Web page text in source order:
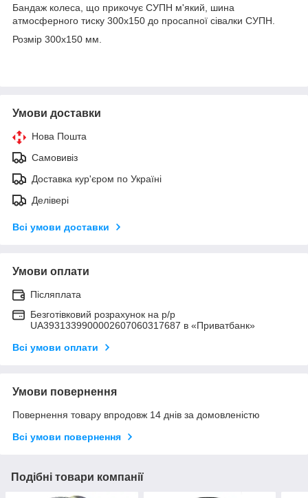
Бандаж колеса, що прикочує СУПН м'який, шина
атмосферного тиску 300х150 до просапної сівалки СУПН.
Розмір 300х150 мм.
Умови доставки
Нова Пошта
Самовивіз
Доставка кур'єром по Україні
Делівері
Всі умови доставки
Умови оплати
Післяплата
Безготівковий розрахунок на р/р
UA3931339900002607060317687 в «Приватбанк»
Всі умови оплати
Умови повернення
Повернення товару впродовж 14 днів за домовленістю
Всі умови повернення
Подібні товари компанії